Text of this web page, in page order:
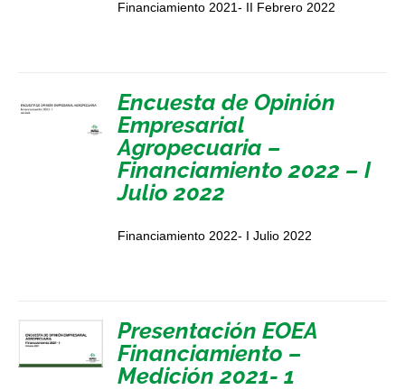
Financiamiento 2021- II Febrero 2022
Encuesta de Opinión
Empresarial
Agropecuaria –
Financiamiento 2022 – I
Julio 2022
Financiamiento 2022- I Julio 2022
Presentación EOEA
Financiamiento –
Medición 2021- 1